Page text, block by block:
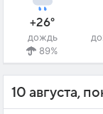
+26°
дождь
89%
10 августа,